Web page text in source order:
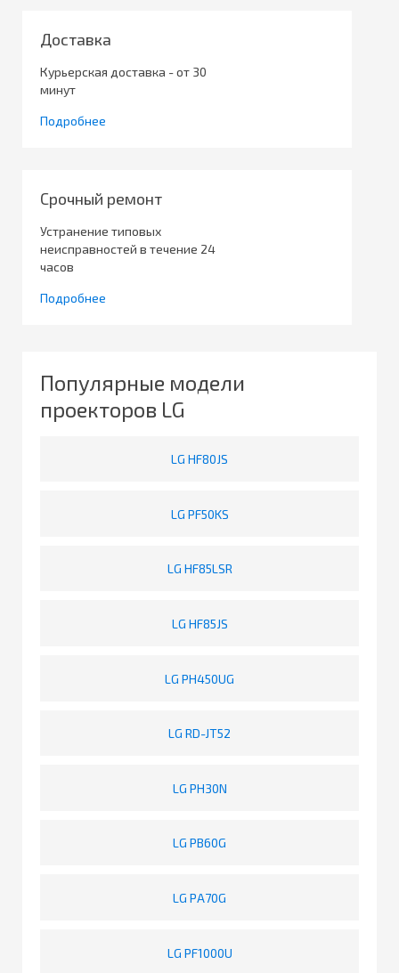
Доставка
Курьерская доставка - от 30
минут
Подробнее
Срочный ремонт
Устранение типовых
неисправностей в течение 24
часов
Подробнее
Популярные модели
проекторов LG
LG HF80JS
LG PF50KS
LG HF85LSR
LG HF85JS
LG PH450UG
LG RD-JT52
LG PH30N
LG PB60G
LG PA70G
LG PF1000U